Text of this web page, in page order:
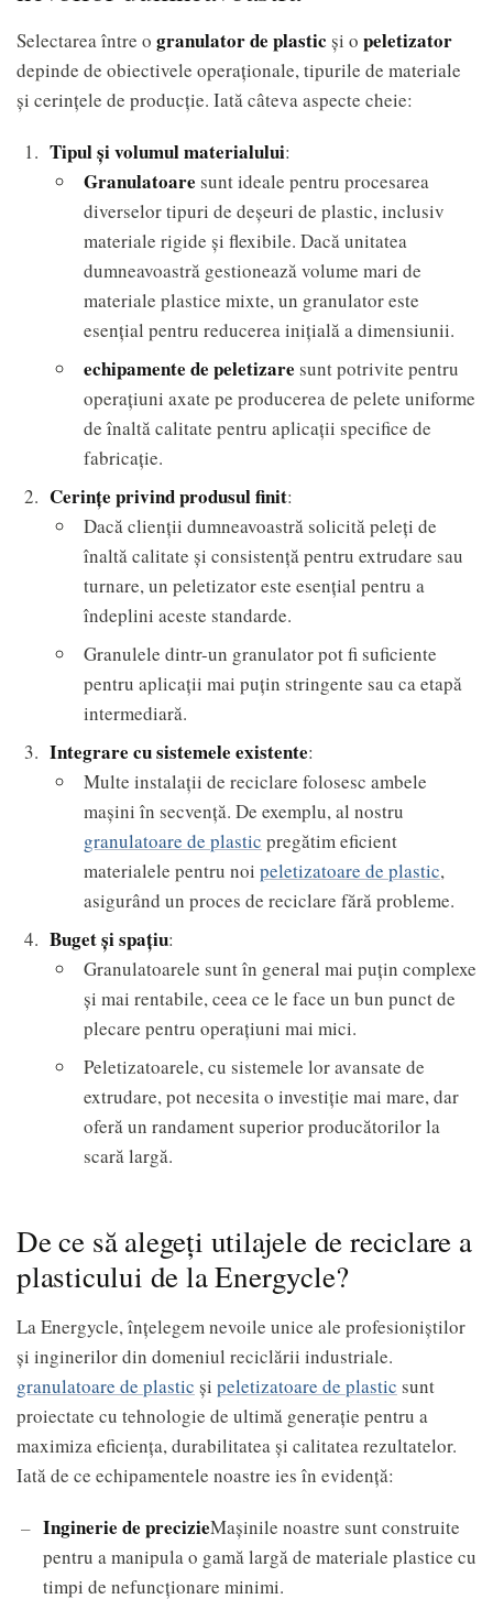
Selectarea între o granulator de plastic și o peletizator
depinde de obiectivele operaționale, tipurile de materiale
și cerințele de producție. Iată câteva aspecte cheie:
Tipul și volumul materialului:
Granulatoare sunt ideale pentru procesarea
diverselor tipuri de deșeuri de plastic, inclusiv
materiale rigide și flexibile. Dacă unitatea
dumneavoastră gestionează volume mari de
materiale plastice mixte, un granulator este
esențial pentru reducerea inițială a dimensiunii.
echipamente de peletizare sunt potrivite pentru
operațiuni axate pe producerea de pelete uniforme
de înaltă calitate pentru aplicații specifice de
fabricație.
Cerințe privind produsul finit:
Dacă clienții dumneavoastră solicită peleți de
înaltă calitate și consistență pentru extrudare sau
turnare, un peletizator este esențial pentru a
îndeplini aceste standarde.
Granulele dintr-un granulator pot fi suficiente
pentru aplicații mai puțin stringente sau ca etapă
intermediară.
Integrare cu sistemele existente:
Multe instalații de reciclare folosesc ambele
mașini în secvență. De exemplu, al nostru
granulatoare de plastic pregătim eficient
materialele pentru noi peletizatoare de plastic,
asigurând un proces de reciclare fără probleme.
Buget și spațiu:
Granulatoarele sunt în general mai puțin complexe
și mai rentabile, ceea ce le face un bun punct de
plecare pentru operațiuni mai mici.
Peletizatoarele, cu sistemele lor avansate de
extrudare, pot necesita o investiție mai mare, dar
oferă un randament superior producătorilor la
scară largă.
De ce să alegeți utilajele de reciclare a
plasticului de la Energycle?
La Energycle, înțelegem nevoile unice ale profesioniștilor
și inginerilor din domeniul reciclării industriale.
granulatoare de plastic şi peletizatoare de plastic sunt
proiectate cu tehnologie de ultimă generație pentru a
maximiza eficiența, durabilitatea și calitatea rezultatelor.
Iată de ce echipamentele noastre ies în evidență:
Inginerie de precizieMașinile noastre sunt construite
pentru a manipula o gamă largă de materiale plastice cu
timpi de nefuncționare minimi.